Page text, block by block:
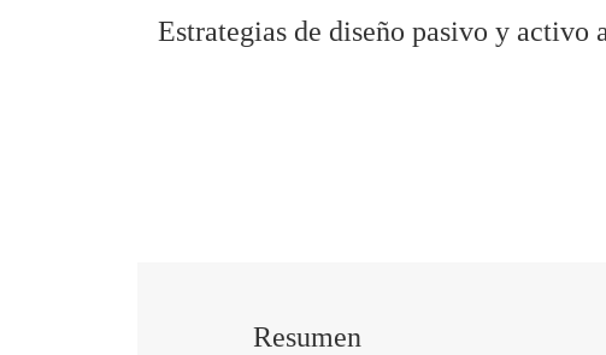
Estrategias de diseño pasivo y activo
Resumen